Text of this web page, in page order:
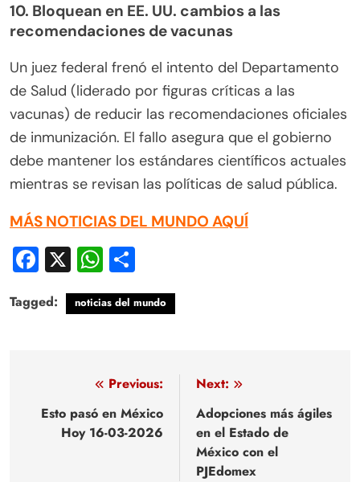
10. Bloquean en EE. UU. cambios a las
recomendaciones de vacunas
Un juez federal frenó el intento del Departamento
de Salud (liderado por figuras críticas a las
vacunas) de reducir las recomendaciones oficiales
de inmunización. El fallo asegura que el gobierno
debe mantener los estándares científicos actuales
mientras se revisan las políticas de salud pública.
MÁS NOTICIAS DEL MUNDO AQUÍ
Facebook
X WhatsApp
Tagged: noticias del mundo
Navegación
de
entradas
Previous:
Esto pasó en México
Hoy 16-03-2026
Next:
Adopciones más ágiles
en el Estado de
México con el
PJEdomex